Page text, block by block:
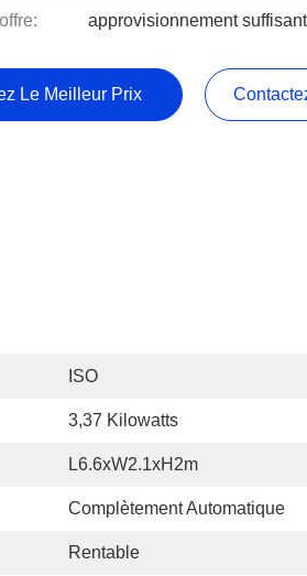
approvisionnement suffisant
Le Meilleur Prix
ISO
3,37 Kilowatts
L6.6xW2.1xH2m
Complètement Automatique
Rentable